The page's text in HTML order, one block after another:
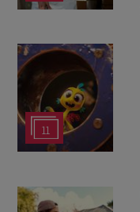
11